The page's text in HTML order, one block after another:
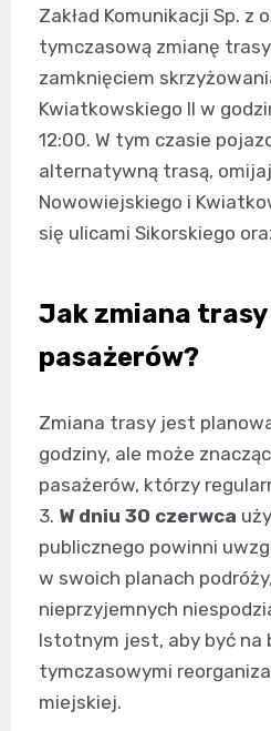
Zakład Komunikacji Sp. z
tymczasową zmianę
zamknięciem
Kwiatkowskiego II w
12:00. W tym czasie
alternatywną trasą,
Nowowiejskiego i
się ulicami Sikorskiego
Jak zmiana trasy
pasażerów?
Zmiana trasy jest
godziny, ale może
pasażerów, którzy
3. W dniu 30 czerwca
publicznego powinni
w swoich planach
nieprzyjemnych
Istotnym jest, aby być na
tymczasowymi
miejskiej.